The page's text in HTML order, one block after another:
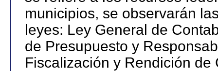
municipios, se observarán
leyes: Ley General de
de Presupuesto y
Fiscalización y Rendición